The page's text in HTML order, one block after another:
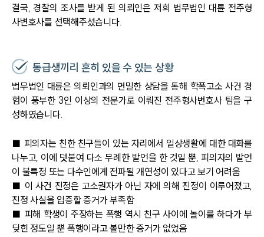
결국, 경찰의 조사를 받게 된 의뢰인은 저희 법무법인 대륜 전주형
사변호사를 선택해주셨습니다.
동급생끼리 흔히 있을 수 있는 상황
법무법인 대륜은 의뢰인과의 면밀한 상담을 통해 학폭고소 사건 경
험이 풍부한 3인 이상의 전문가로 이뤄진 전주형사변호사 팀을 구
성하였습니다.
■ 피의자는 친한 친구들이 있는 자리에서 일상생활에 대한 대화를
나누고, 이에 덧붙여 다소 무례한 발언을 한 것일 뿐, 피의자의 발언
이 불특정 또는 다수인에게 전파될 개연성이 있다고 보기 어려움
■ 이 사건 진정은 고소권자가 아닌 자에 의해 진정이 이루어졌고,
진정 사실을 입증할 증거가 부족함
■ 피해 학생이 주장하는 폭행 역시 친구 사이에 놀이를 하다가 부
딪힌 정도일 뿐 폭행이라고 볼만한 증거가 없었음